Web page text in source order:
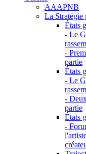
AAAPNB
La Stratégie
États
- Le
-
partie
États
- Le
-
partie
États
-